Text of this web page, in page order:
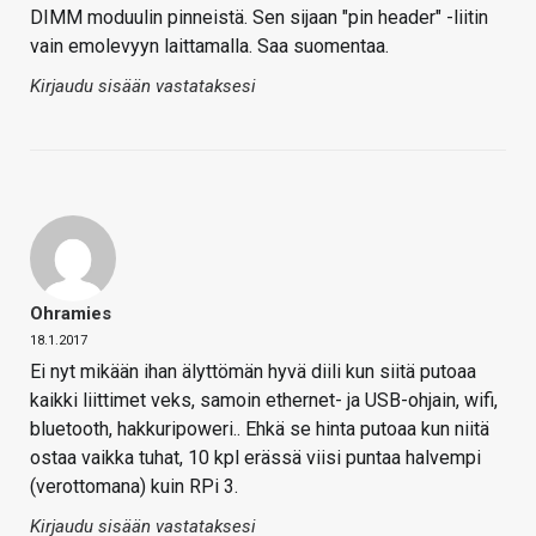
DIMM moduulin pinneistä. Sen sijaan "pin header" -liitin
vain emolevyyn laittamalla. Saa suomentaa.
Kirjaudu sisään vastataksesi
Ohramies
18.1.2017
Ei nyt mikään ihan älyttömän hyvä diili kun siitä putoaa
kaikki liittimet veks, samoin ethernet- ja USB-ohjain, wifi,
bluetooth, hakkuripoweri.. Ehkä se hinta putoaa kun niitä
ostaa vaikka tuhat, 10 kpl erässä viisi puntaa halvempi
(verottomana) kuin RPi 3.
Kirjaudu sisään vastataksesi